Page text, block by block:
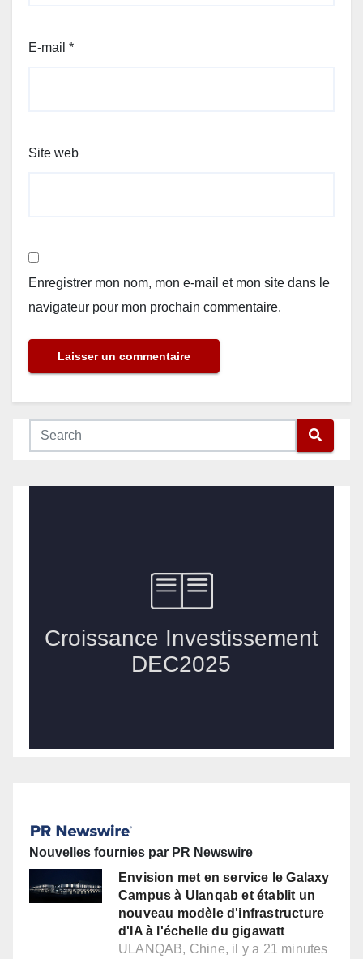
E-mail *
Site web
Enregistrer mon nom, mon e-mail et mon site dans le
navigateur pour mon prochain commentaire.
Nouvelles fournies par PR Newswire
Envision met en service le Galaxy
Campus à Ulanqab et établit un
nouveau modèle d'infrastructure
d'IA à l'échelle du gigawatt
ULANQAB, Chine, il y a 21 minutes